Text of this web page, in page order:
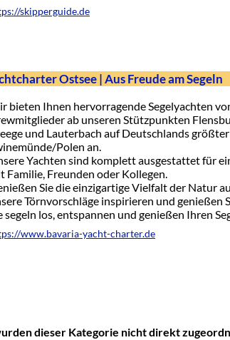
skipperguide.de
Ostsee | Aus Freude am Segeln
bieten Ihnen hervorragende Segelyachten
ab unseren Stützpunkten
und Lauterbach auf Deutschlands
Polen an.
Yachten sind komplett ausgestattet für
Familie, Freunden oder Kollegen.
Sie die einzigartige Vielfalt der Natur
Törnvorschläge inspirieren und genießen
segeln los, entspannen und genießen Ihren
www.bavaria-yacht-charter.de
dieser Kategorie nicht direkt